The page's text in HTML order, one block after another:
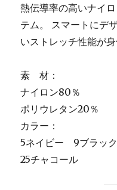
熱伝導率の高いナイ
テム。 スマートにデ
いストレッチ性能が
素 材：
ナイロン80％
ポリウレタン20％
カラー：
5ネイビー 9ブラッ
25チャコール